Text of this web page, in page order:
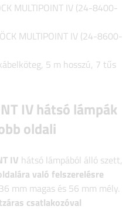
MULTIPOINT IV (24-8400-
MULTIPOINT IV (24-8600-
5 m hosszú, 7 tűs
IV hátsó lámpák
oldali
IV hátsó lámpából álló szett,
való felszerelésre
mm magas és 56 mm mély.
csatlakozóval